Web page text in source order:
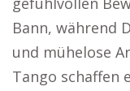
Bann, während
und mühelose
Tango schaffen